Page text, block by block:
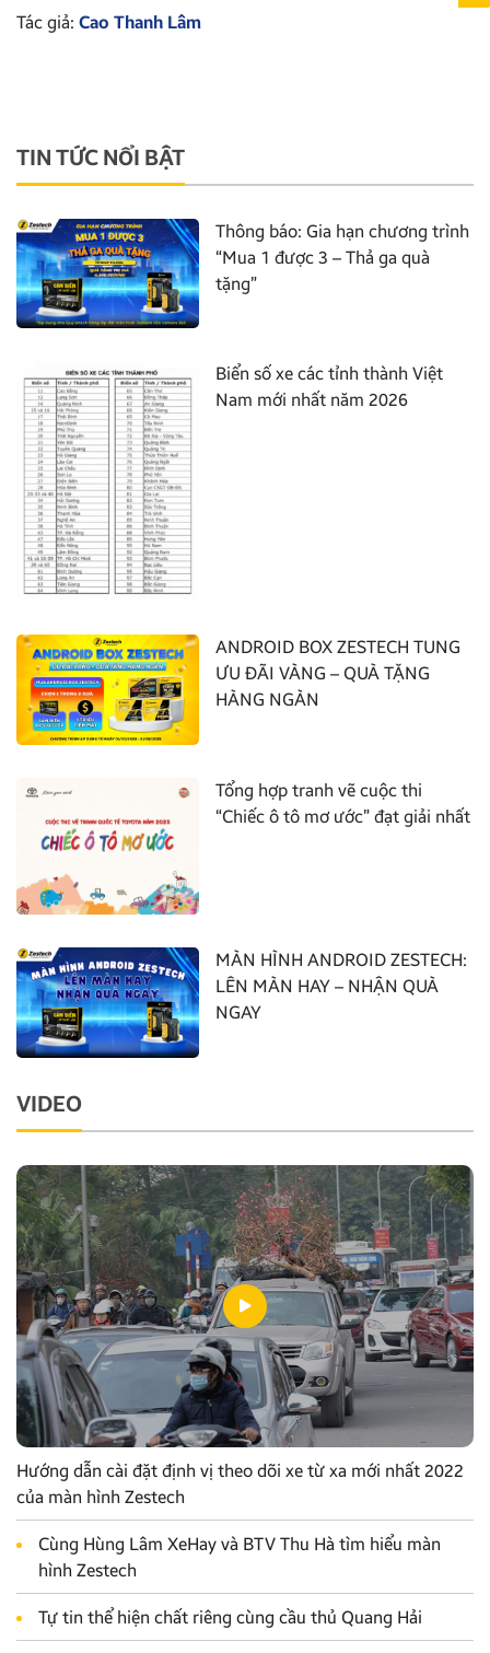
Tác giả: Cao Thanh Lâm
TIN TỨC NỔI BẬT
Thông báo: Gia hạn chương trình
“Mua 1 được 3 – Thả ga quà
tặng”
Biển số xe các tỉnh thành Việt
Nam mới nhất năm 2026
ANDROID BOX ZESTECH TUNG
ƯU ĐÃI VÀNG – QUÀ TẶNG
HÀNG NGÀN
Tổng hợp tranh vẽ cuộc thi
“Chiếc ô tô mơ ước” đạt giải nhất
MÀN HÌNH ANDROID ZESTECH:
LÊN MÀN HAY – NHẬN QUÀ
NGAY
VIDEO
Hướng dẫn cài đặt định vị theo dõi xe từ xa mới nhất 2022
của màn hình Zestech
Cùng Hùng Lâm XeHay và BTV Thu Hà tìm hiểu màn
hình Zestech
Tự tin thể hiện chất riêng cùng cầu thủ Quang Hải